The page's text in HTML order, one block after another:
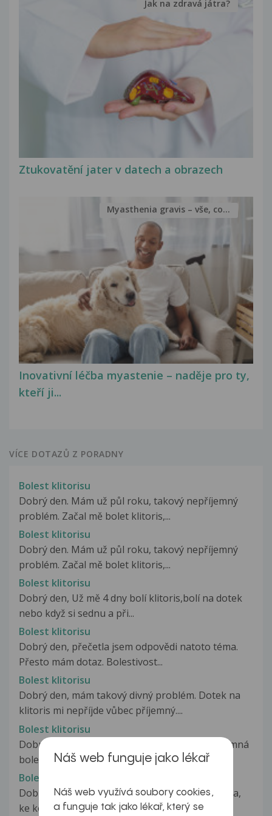
Ztukovatění jater v datech a obrazech
Jak na zdravá játra?
Inovativní léčba myastenie – naděje pro ty,
kteří ji...
Myasthenia gravis – vše, co...
VÍCE DOTAZŮ Z PORADNY
Bolest klitorisu
Dobrý den. Mám už půl roku, takový nepříjemný
problém. Začal mě bolet klitoris,...
Bolest klitorisu
Dobrý den. Mám už půl roku, takový nepříjemný
problém. Začal mě bolet klitoris,...
Bolest klitorisu
Dobrý den, Už mě 4 dny bolí klitoris,bolí na dotek
nebo když si sednu a při...
Bolest klitorisu
Dobrý den, přečetla jsem odpovědi natoto téma.
Přesto mám dotaz. Bolestivost...
Bolest klitorisu
Dobrý den, mám takový divný problém. Dotek na
klitoris mi nepříjde vůbec příjemný....
Bolest klitorisu
Dobrý den. Již několik týdnů mě trápila nepříjemná
bolest v oblasti klitorisu....
Bolest klitorisu a zánět močového měchýře
Dobry den, je mi 14 a uz 4 den jsem podchlazena,
ke konci moceni me to boli,...
Náš web funguje jako lékař
Náš web využívá soubory cookies,
a funguje tak jako lékař, který se